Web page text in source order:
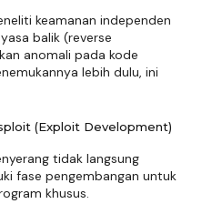
keamanan independen
balik (reverse
anomali pada kode
lebih dulu, ini
(Exploit Development)
tidak langsung
fase pengembangan untuk
khusus.